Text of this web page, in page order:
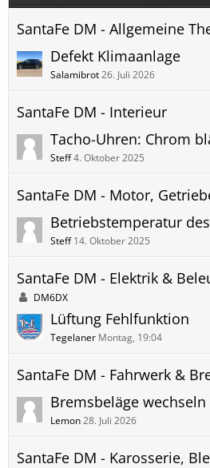
SantaFe DM - Allgemeine
Defekt Klimaanlage
Salamibrot26. Juli 2026
SantaFe DM - Interieur
Tacho-Uhren: Chrom
Steff4. Oktober 2025
SantaFe DM - Motor,
Betriebstemperatur
Steff 14. Oktober 2025
SantaFe DM - Elektrik &
DM6DX
Lüftung Fehlfunktion
Tegelaner Montag, 19:04
SantaFe DM - Fahrwerk &
Bremsbeläge
Lemon28. Juli 2026